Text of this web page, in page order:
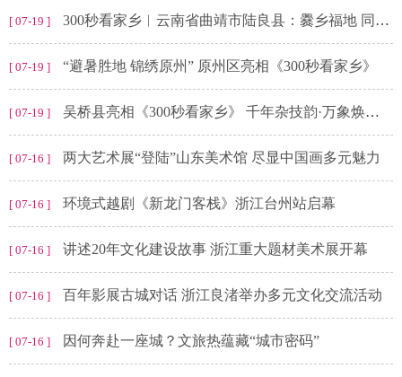
[ 07-19 ] 300秒看家乡︱云南省曲靖市陆良县：爨乡福地 同乐陆良
[ 07-19 ] “避暑胜地 锦绣原州” 原州区亮相《300秒看家乡》
[ 07-19 ] 吴桥县亮相《300秒看家乡》 千年杂技韵·万象焕新程
[ 07-16 ] 两大艺术展“登陆”山东美术馆 尽显中国画多元魅力
[ 07-16 ] 环境式越剧《新龙门客栈》浙江台州站启幕
[ 07-16 ] 讲述20年文化建设故事 浙江重大题材美术展开幕
[ 07-16 ] 百年影展古城对话 浙江良渚举办多元文化交流活动
[ 07-16 ] 因何奔赴一座城？文旅热蕴藏“城市密码”